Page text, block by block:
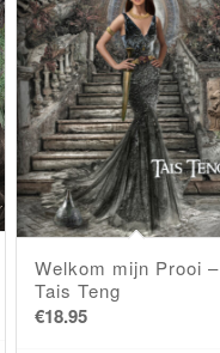
Welkom mijn Prooi –
Tais Teng
€18.95